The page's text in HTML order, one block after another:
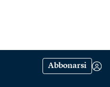
Abbonarsi